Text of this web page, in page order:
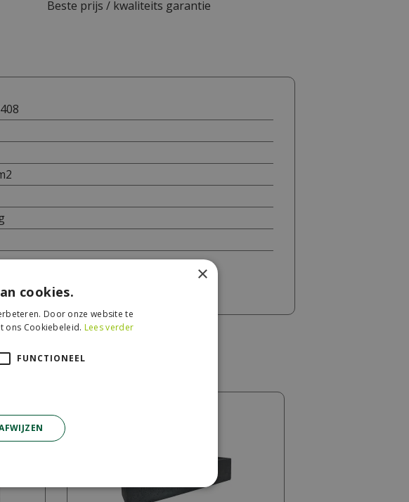
Beste prijs / kwaliteits garantie
×
cookies.
Door onze website te
ons Cookiebeleid. Lees verder
FUNCTIONEEL